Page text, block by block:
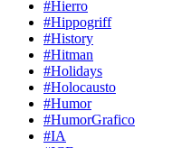
#Hierro
#Hippogriff
#History
#Hitman
#Holidays
#Holocausto
#Humor
#HumorGrafico
#IA